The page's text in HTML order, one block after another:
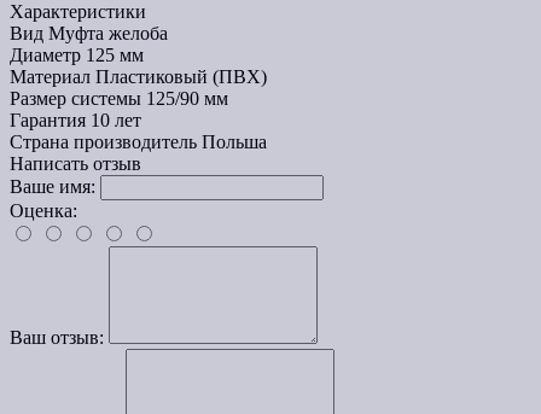
Характеристики
Вид Муфта желоба
Диаметр 125 мм
Материал Пластиковый (ПВХ)
Размер системы 125/90 мм
Гарантия 10 лет
Страна производитель Польша
Написать отзыв
Ваше имя:
Оценка:
Ваш отзыв: